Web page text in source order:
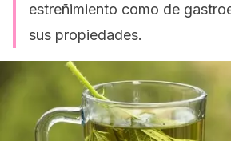
estreñimiento como de
sus propiedades.